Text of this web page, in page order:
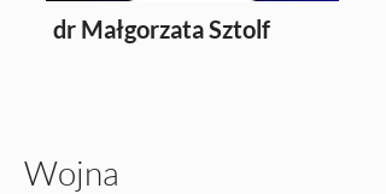
dr Małgorzata Sztolf
Wojna